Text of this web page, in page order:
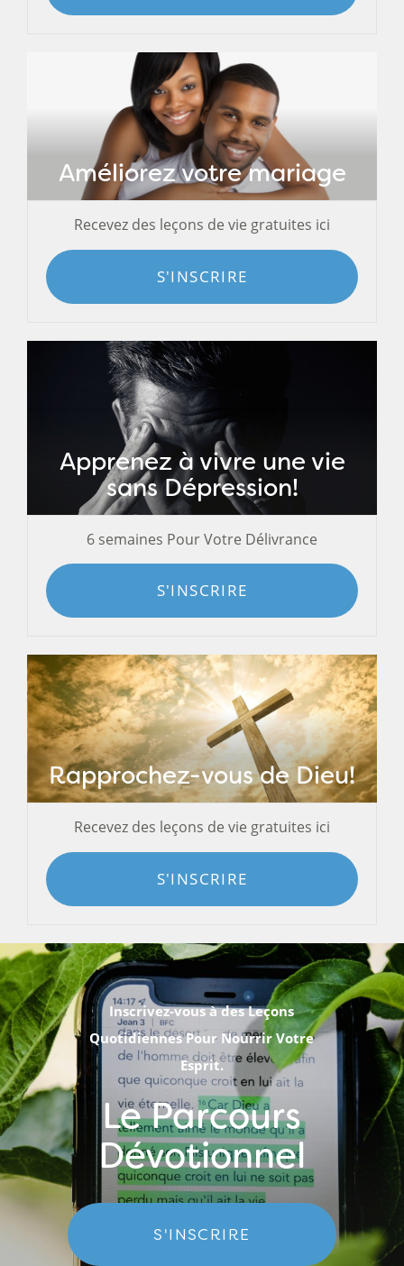
Améliorez votre mariage
Recevez des leçons de vie gratuites ici
S'INSCRIRE
Apprenez à vivre une vie
sans Dépression!
6 semaines Pour Votre Délivrance
S'INSCRIRE
Rapprochez-vous de Dieu!
Recevez des leçons de vie gratuites ici
S'INSCRIRE
Inscrivez-vous à des Leçons
Quotidiennes Pour Nourrir Votre
Esprit.
Le Parcours
Dévotionnel
S'INSCRIRE